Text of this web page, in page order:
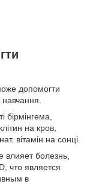
допомогти
бірмінгема,
на кров,
вітамін на сонці.
влияет болезнь,
что является
в